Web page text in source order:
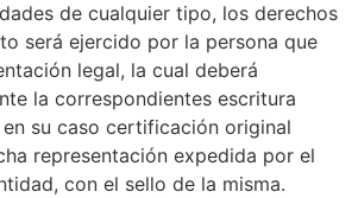
de cualquier tipo, los derechos
será ejercido por la persona que
legal, la cual deberá
la correspondientes escritura
su caso certificación original
representación expedida por el
con el sello de la misma.